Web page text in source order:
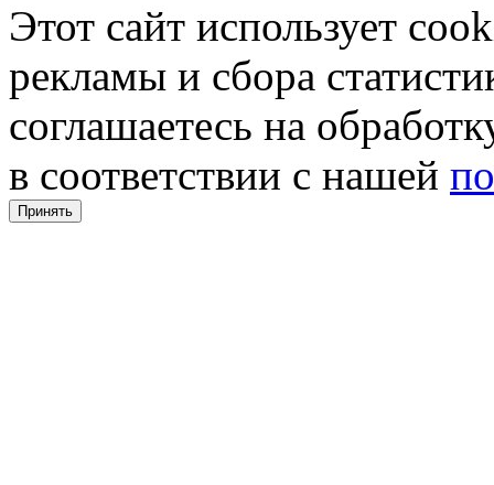
Этот сайт использует
рекламы и сбора
соглашаетесь на
в соответствии с нашей
Принять